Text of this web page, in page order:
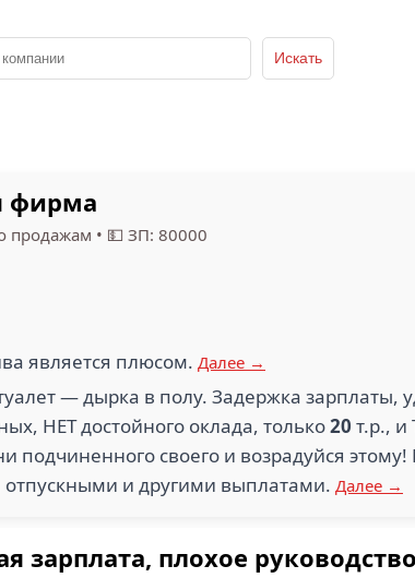
фирма
продажам • 💵 ЗП: 80000
является плюсом. Далее →
— дырка в полу. Задержка зарплаты,
НЕТ достойного оклада, только20 т.р.,
своего и возрадуйся этому!
отпускными и другими выплатами. Далее →
зарплата, плохое